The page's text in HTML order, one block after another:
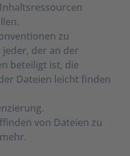
zu
der an der
beteiligt ist, die
Dateien leicht finden
von Dateien zu